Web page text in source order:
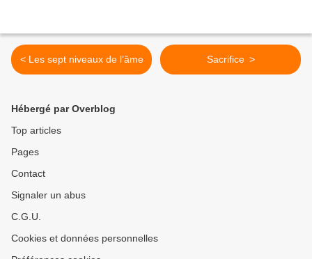
< Les sept niveaux de l’âme Sacrifice >
Hébergé par Overblog
Top articles
Pages
Contact
Signaler un abus
C.G.U.
Cookies et données personnelles